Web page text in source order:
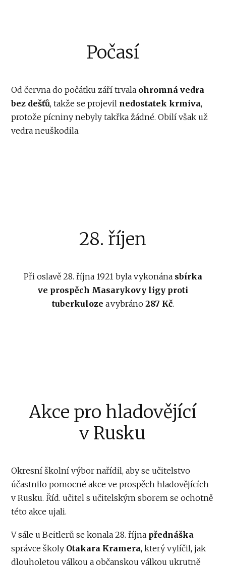
Počasí
Od června do počátku září trvala ohromná vedra
bez dešťů, takže se projevil nedostatek krmiva,
protože pícniny nebyly takřka žádné. Obilí však už
vedra neuškodila.
28. říjen
Při oslavě 28. října 1921 byla vykonána sbírka
ve prospěch Masarykovy ligy proti
tuberkuloze a vybráno 287 Kč.
Akce pro hladovějící
v Rusku
Okresní školní výbor nařídil, aby se učitelstvo
účastnilo pomocné akce ve prospěch hladovějících
v Rusku. Říd. učitel s učitelským sborem se ochotně
této akce ujali.
V sále u Beitlerů se konala 28. října přednáška
správce školy Otakara Kramera, který vylíčil, jak
dlouholetou válkou a občanskou válkou ukrutně